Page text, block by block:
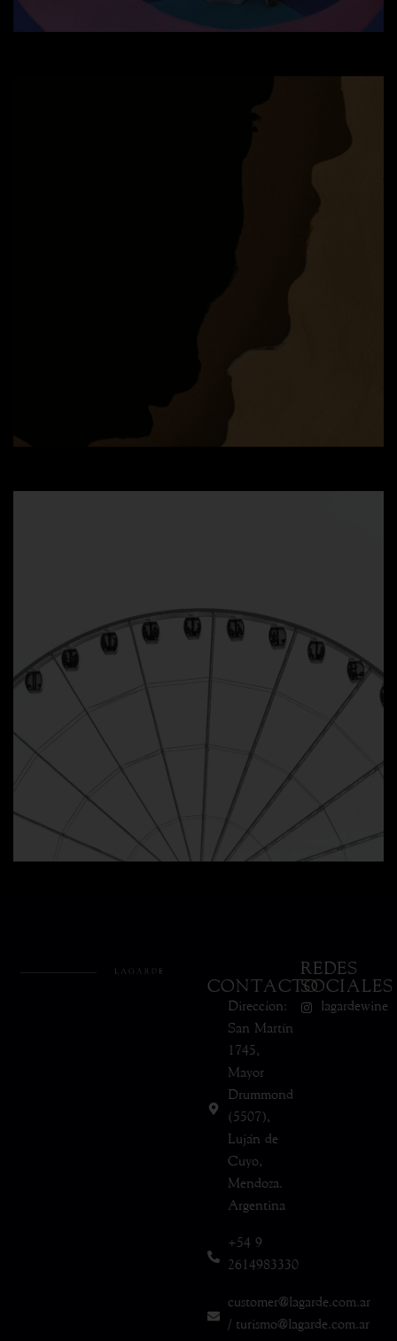
CONTACTO
Direccion:
San Martín
1745,
Mayor
Drummond
(5507),
Luján de
Cuyo,
Mendoza.
Argentina
+54 9
2614983330
customer@lagarde.com.ar
/ turismo@lagarde.com.ar
REDES
SOCIALES
lagardewine